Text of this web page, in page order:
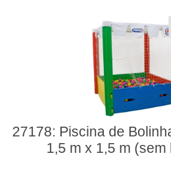
27178: Piscina de
1,5 m x 1,5 m (sem